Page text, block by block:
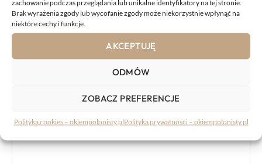
zachowanie podczas przeglądania lub unikalne identyfikatory na tej stronie.
Brak wyrażenia zgody lub wycofanie zgody może niekorzystnie wpłynąć na
niektóre cechy i funkcje.
AKCEPTUJĘ
ODMÓW
ZOBACZ PREFERENCJE
Polityka cookies – okiempolonisty.plPolityka prywatności – okiempolonisty.pl
KOMENTARZE:
Komentarz